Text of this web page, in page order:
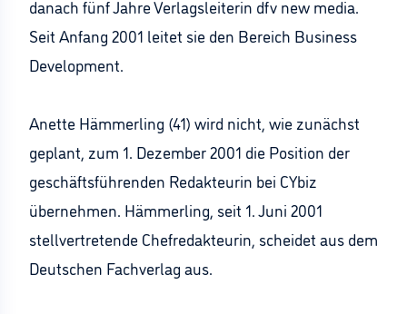
danach fünf Jahre Verlagsleiterin dfv new media.
Seit Anfang 2001 leitet sie den Bereich Business
Development.
Anette Hämmerling (41) wird nicht, wie zunächst
geplant, zum 1. Dezember 2001 die Position der
geschäftsführenden Redakteurin bei CYbiz
übernehmen. Hämmerling, seit 1. Juni 2001
stellvertretende Chefredakteurin, scheidet aus dem
Deutschen Fachverlag aus.